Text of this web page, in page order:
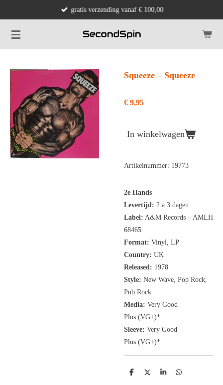
naar
de
gratis verzending vanaf € 100,00
Squeeze ‎– Squeeze
€ 9,95
In winkelwagen
Artikelnummer: 19773
2e Hands
Levertijd: 2 a 3 dagen
Label: A&M Records ‎– AMLH
68465
Format: Vinyl, LP
Country: UK
Released: 1978
Style: New Wave, Pop Rock,
Pub Rock
Media: Very Good
Plus (VG+)*
Sleeve: Very Good
Plus (VG+)*
D
D
S
D